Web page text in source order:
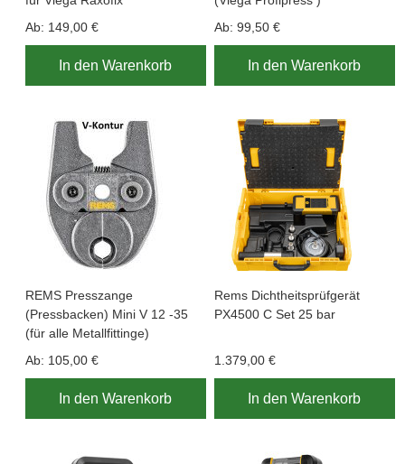
Ab: 149,00 €
In den Warenkorb
Ab: 99,50 €
In den Warenkorb
REMS Presszange
(Pressbacken) Mini V 12 -35
(für alle Metallfittinge)
Ab: 105,00 €
In den Warenkorb
Rems Dichtheitsprüfgerät
PX4500 C Set 25 bar
1.379,00 €
In den Warenkorb